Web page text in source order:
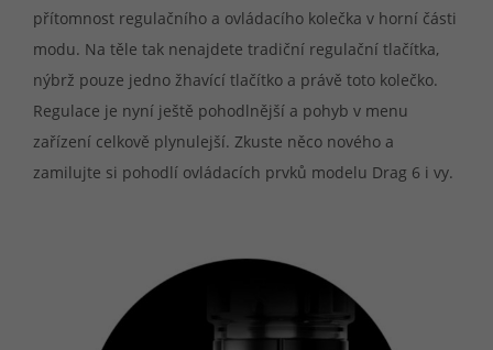
přítomnost regulačního a ovládacího kolečka v horní části
modu. Na těle tak nenajdete tradiční regulační tlačítka,
nýbrž pouze jedno žhavící tlačítko a právě toto kolečko.
Regulace je nyní ještě pohodlnější a pohyb v menu
zařízení celkově plynulejší. Zkuste něco nového a
zamilujte si pohodlí ovládacích prvků modelu Drag 6 i vy.